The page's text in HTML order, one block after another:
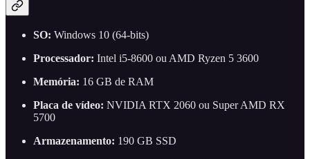
SO: Windows 10 (64-bits)
Processador: Intel i5-8600 ou AMD Ryzen 5 3600
Memória: 16 GB de RAM
Placa de vídeo: NVIDIA RTX 2060 ou Super AMD RX
5700
Armazenamento: 190 GB SSD